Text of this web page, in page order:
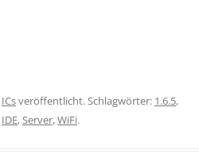
ICsveröffentlicht. Schlagwörter: 1.6.5,
IDE,Server,WiFi.